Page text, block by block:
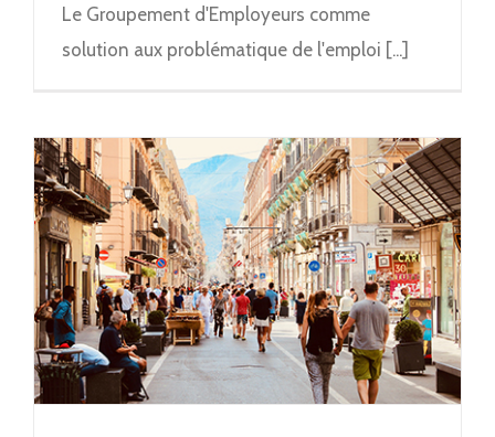
Le Groupement d'Employeurs comme
solution aux problématique de l'emploi [...]